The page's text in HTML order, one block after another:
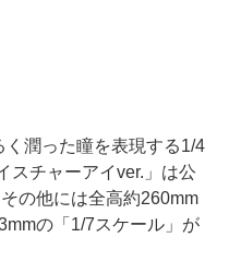
潤った瞳を表現する1/4
スチャーアイver.」は公
の他には全高約260mm
の「1/7スケール」が